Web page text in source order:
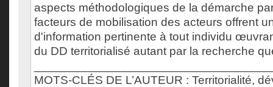
aspects méthodologiques de la démarche
facteurs de mobilisation des acteurs offrent
d'information pertinente à tout individu
du DD territorialisé autant par la recherche
MOTS-CLÉS DE L’AUTEUR : Territorialité,